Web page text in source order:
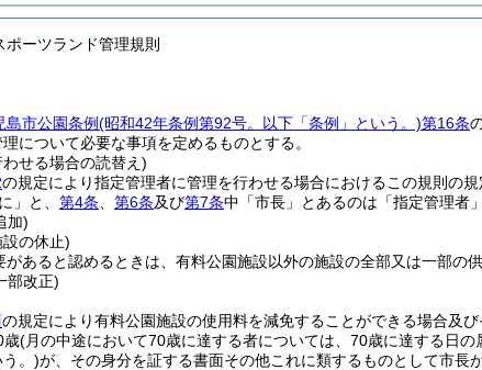
ーツランド管理規則
島市公園条例(昭和42年条例第92号。以下「条例」という。)第16条
について必要な事項を定めるものとする。
せる場合の読替え)
の規定により指定管理者に管理を行わせる場合におけるこの規則の規
」と、 第4条 第6条及び第7条中「市長」とあるのは「指定管理者
加)
の休止)
あると認めるときは、有料公園施設以外の施設の全部又は一部の
部改正)
の規定により有料公園施設の使用料を減免することができる場合及び
歳(月の中途において70歳に達する者については、70歳に達する日
。)が、その身分を証する書面その他これに類するものとして市